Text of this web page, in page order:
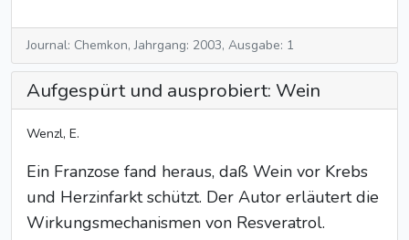
Journal: Chemkon, Jahrgang: 2003, Ausgabe: 1
Aufgespürt und ausprobiert: Wein
Wenzl, E.
Ein Franzose fand heraus, daß Wein vor Krebs
und Herzinfarkt schützt. Der Autor erläutert die
Wirkungsmechanismen von Resveratrol.